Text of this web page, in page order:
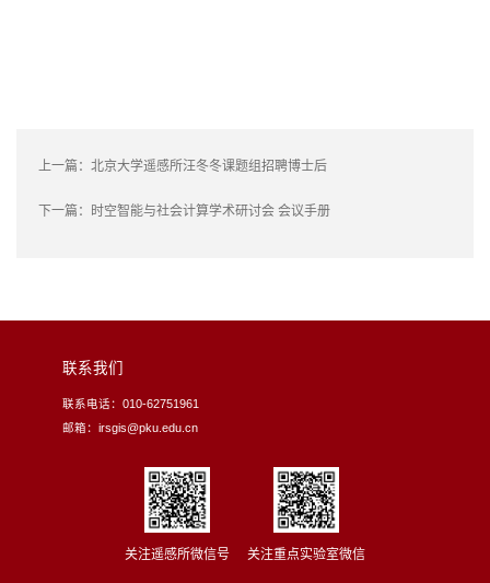
上一篇： 北京大学遥感所汪冬冬课题组招聘博士后
下一篇： 时空智能与社会计算学术研讨会 会议手册
联系我们
联系电话：010-62751961
邮箱：irsgis@pku.edu.cn
关注遥感所微信号 关注重点实验室微信